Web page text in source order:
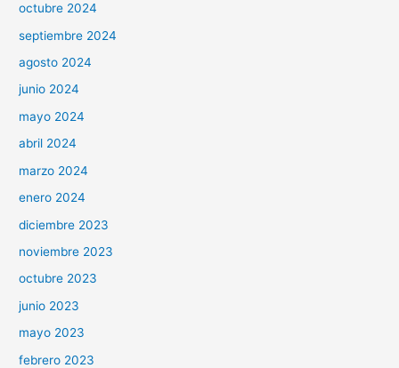
octubre 2024
septiembre 2024
agosto 2024
junio 2024
mayo 2024
abril 2024
marzo 2024
enero 2024
diciembre 2023
noviembre 2023
octubre 2023
junio 2023
mayo 2023
febrero 2023